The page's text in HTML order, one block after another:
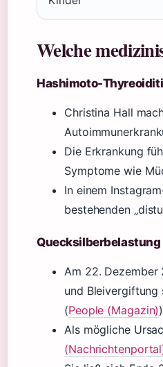
Welche
Hashimoto-
Christina Hall
Die Erkrankung
Symptome wie
In einem
bestehenden
Quecksilberbelastung
Am 22. Dezember
und Bleivergiftung
(People (Magazin)
Als mögliche